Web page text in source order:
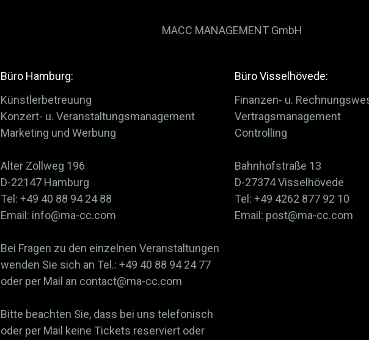
MACC MANAGEMENT GmbH
Büro Hamburg:
Künstlerbetreuung
Konzert- u. Veranstaltungsmanagement
Marketing und Werbung
Alter Zollweg 196
D-22147 Hamburg
Tel: +49 40 88 94 24 88
Email: info@ma-cc.com
Bei Fragen zu den einzelnen Veranstaltungen
wenden Sie sich an Tel.: +49 40 88 94 24 77
oder per Mail an contact@ma-cc.com
Bitte beachten Sie, dass bei uns telefonisch
oder per Mail keine Tickets reserviert oder
Büro Visselhövede:
Finanzen- u.
Vertragsmanagement
Controlling
Bahnhofstraße 13
D-27374 Visselhövede
Tel: +49 4262 877 92 10
Email: post@ma-cc.com